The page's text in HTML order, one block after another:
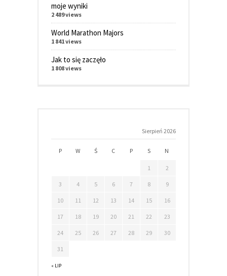
moje wyniki
2 489 views
World Marathon Majors
1 841 views
Jak to się zaczęło
1 808 views
Sierpień 2026
P W Ś C P S N
« LIP
1 2
3 4 5 6 7 8 9
10 11 12 13 14 15 16
17 18 19 20 21 22 23
24 25 26 27 28 29 30
31